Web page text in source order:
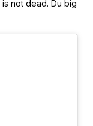
is not dead. Du big